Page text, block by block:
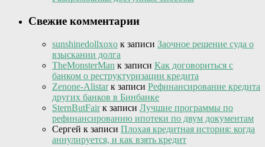
Свежие комментарии
sunshinedollxoxo к записи Заочное решение суда о
взыскании долга
TheMonsterMan к записи Как договориться с
банком о реструктуризации кредита
Zenone-Alistarк записи Рефинансирование кредита
других банков в Бинбанке
SternButFairк записи Лучшие программы по
рефинансированию ипотеки по двум документам
Сергей к записи Плохая кредитная история: когда
аннулируется, и как взять кредит